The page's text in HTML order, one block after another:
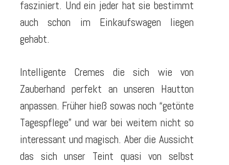
fasziniert. Und ein jeder hat sie bestimmt
auch schon im Einkaufswagen liegen
gehabt.
Intelligente Cremes die sich wie von
Zauberhand perfekt an unseren Hautton
anpassen. Früher hieß sowas noch “getönte
Tagespflege” und war bei weitem nicht so
interessant und magisch. Aber die Aussicht
das sich unser Teint quasi von selbst